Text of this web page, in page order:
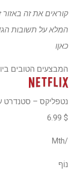
קוראים את זה
המלא על תשובות
כאןו
המבצעים הטובים
נטפליקס – סטנדרט
$ 6.99
/Mth
נוֹף